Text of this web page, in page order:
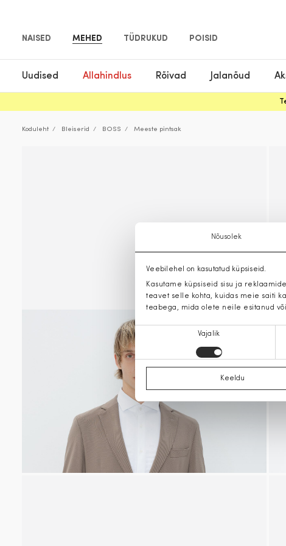
Nõusolek
Veebilehel on kasutatud küpsiseid.
Kasutame küpsiseid sisu ja
teavet selle kohta, kuidas meie saiti
teabega, mida olete neile esitanud
Nõusoleku
valik
Vajalik
Keeldu
NAISED MEHED TÜDRUKUD POISID
Uudised Allahindlus Rõivad Jalanõud
Koduleht Bleiserid BOSS Meeste pintsak